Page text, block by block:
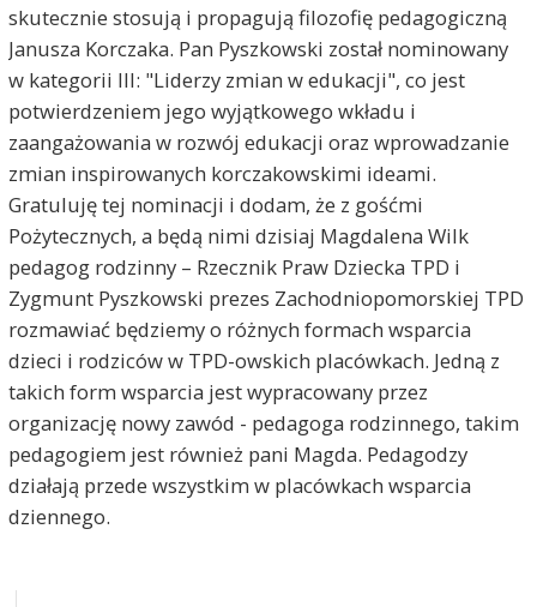
skutecznie stosują i propagują filozofię pedagogiczną
Janusza Korczaka. Pan Pyszkowski został nominowany
w kategorii III: "Liderzy zmian w edukacji", co jest
potwierdzeniem jego wyjątkowego wkładu i
zaangażowania w rozwój edukacji oraz wprowadzanie
zmian inspirowanych korczakowskimi ideami.
Gratuluję tej nominacji i dodam, że z gośćmi
Pożytecznych, a będą nimi dzisiaj Magdalena Wilk
pedagog rodzinny – Rzecznik Praw Dziecka TPD i
Zygmunt Pyszkowski prezes Zachodniopomorskiej TPD
rozmawiać będziemy o różnych formach wsparcia
dzieci i rodziców w TPD-owskich placówkach. Jedną z
takich form wsparcia jest wypracowany przez
organizację nowy zawód - pedagoga rodzinnego, takim
pedagogiem jest również pani Magda. Pedagodzy
działają przede wszystkim w placówkach wsparcia
dziennego.